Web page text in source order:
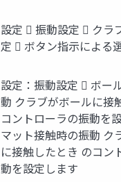
設定  振動設定  クラ
定  ボタン指示による
設定：振動設定  ボー
動 クラブがボールに接
コントローラの振動を
マット接触時の振動 ク
に接触したとき のコン
動を設定します